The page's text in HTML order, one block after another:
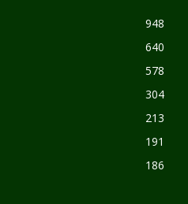
948
640
578
304
213
191
186